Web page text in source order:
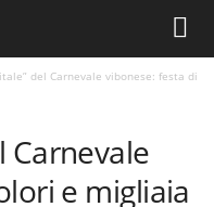
del Carnevale vibonese: festa di
Carnevale
e migliaia